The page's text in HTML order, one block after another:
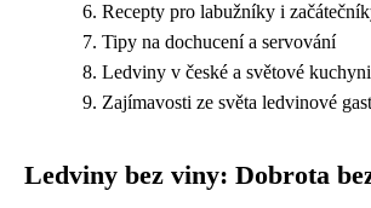
Recepty pro labužníky i
Tipy na dochucení a servování
Ledviny v české a světové kuchyni
Zajímavosti ze světa ledvinové
Ledviny bez viny: Dobrota